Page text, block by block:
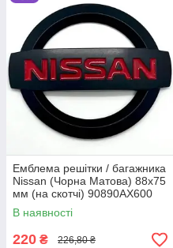
Емблема решітки / багажника
Nissan (Чорна Матова) 88х75
мм (на скотчі) 90890AX600
В наявності
220 ₴ 226,80 ₴